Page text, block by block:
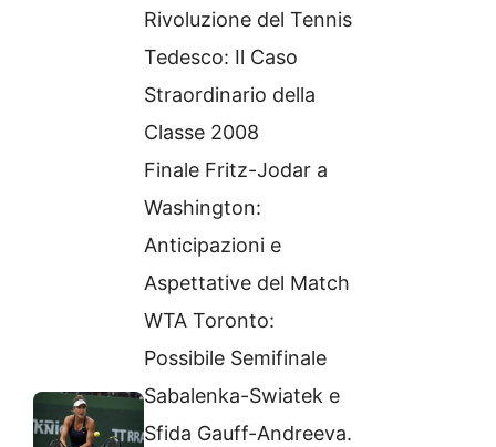
Rivoluzione del Tennis
Tedesco: Il Caso
Straordinario della
Classe 2008
Finale Fritz-Jodar a
Washington:
Anticipazioni e
Aspettative del Match
WTA Toronto:
Possibile Semifinale
Sabalenka-Swiatek e
Sfida Gauff-Andreeva.